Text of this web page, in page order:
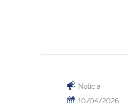
Notícia
10/04/2026